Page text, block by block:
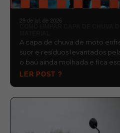
29 de jul. de 2026
A capa de chuva de moto
suor e resíduos levantados
o baú ainda molhada e fica
LER POST ?